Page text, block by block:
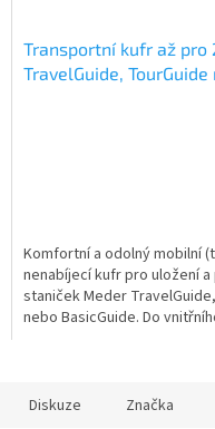
Transportní kufr až pro
TravelGuide, TourGuide
Komfortní a odolný mobilní
nenabíjecí kufr pro uložení
staniček Meder
nebo BasicGuide. Do
Diskuze Značka